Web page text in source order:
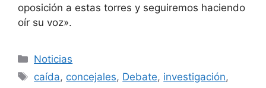
oposición a estas torres y seguiremos haciendo
oír su voz».
Categorías
Noticias
Etiquetas
caída, concejales, Debate, investigación,